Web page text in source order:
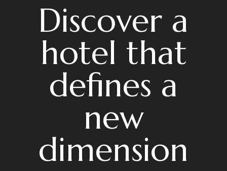
Discover a
hotel that
defines a
new
dimension